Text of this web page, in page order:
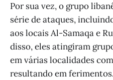
Por sua vez, o grupo
série de ataques,
aos locais Al-Samaqa e
disso, eles atingiram
em várias localidades
resultando em ferimentos.